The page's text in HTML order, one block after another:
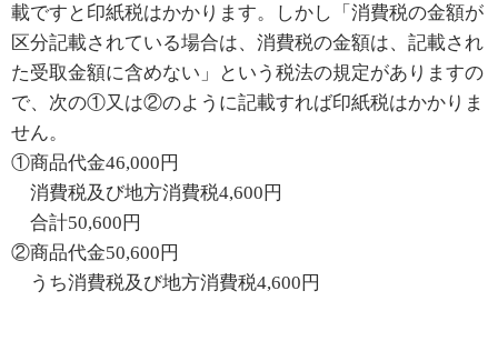
載ですと印紙税はかかります。しかし「消費税の金額が
区分記載されている場合は、消費税の金額は、記載され
た受取金額に含めない」という税法の規定がありますの
で、次の①又は②のように記載すれば印紙税はかかりま
せん。
①商品代金46,000円
消費税及び地方消費税4,600円
合計50,600円
②商品代金50,600円
うち消費税及び地方消費税4,600円